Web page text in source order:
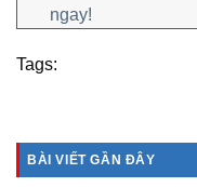
ngay!
Tags:
BÀI VIẾT GẦN ĐÂY